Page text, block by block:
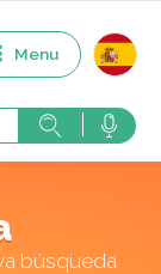
Menu
búsqueda